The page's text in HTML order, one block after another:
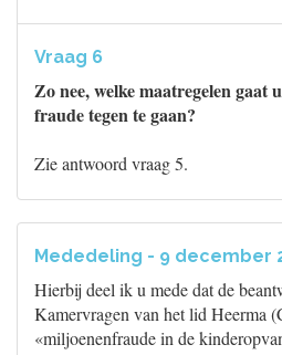
Vraag 6
Zo nee, welke maatregelen gaat
fraude tegen te gaan?
Zie antwoord vraag 5.
Mededeling - 9 december
Hierbij deel ik u mede dat de
Kamervragen van het lid Heerma
«miljoenenfraude in de